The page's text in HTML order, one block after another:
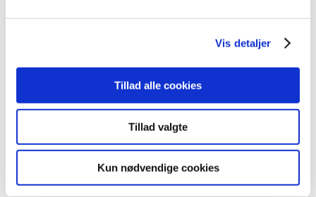
Vis detaljer
Tillad alle cookies
Tillad valgte
Kun nødvendige cookies
oktober (1)
januar (1)
2005 (2)